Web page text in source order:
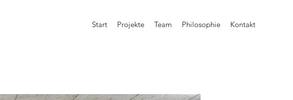
Start Projekte Team Philosophie Kontakt